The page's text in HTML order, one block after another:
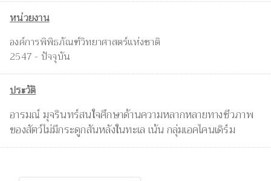
หน่วยงาน
องค์การพิพิธภัณฑ์วิทยาศาสตร์แห่งชาติ
2547 - ปัจจุบัน
ประวัติ
อารมณ์ มุจรินทร์สนใจศึกษาด้านความหลากหลายทางชีวภาพ
ของสัตว์ไม่มีกระดูกสันหลังในทะเล เน้น กลุ่มเอคไคนเดิร์ม